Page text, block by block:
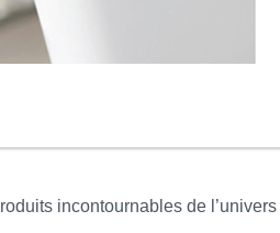
incontournables de l’univers